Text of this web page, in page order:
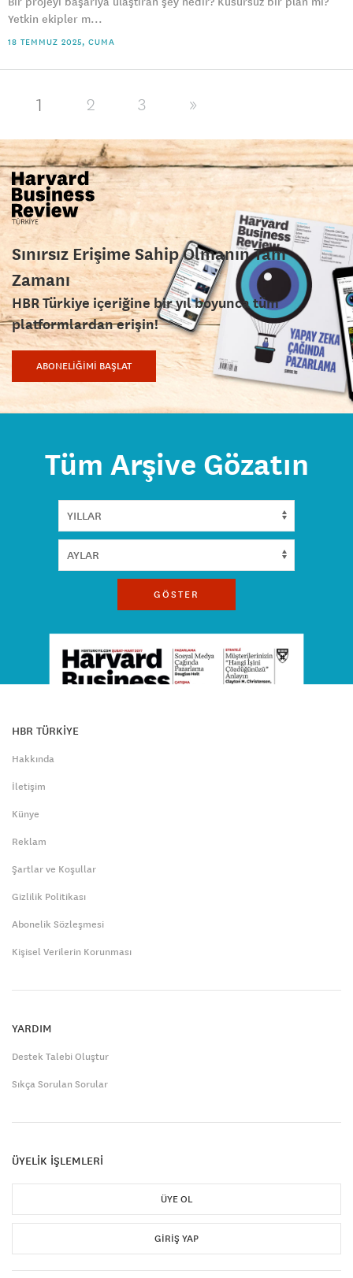
Yetkin ekipler m...
18 TEMMUZ 2025, CUMA
1 2 3 »
Sınırsız Erişime Sahip Olmanın Tam
Zamanı
HBR Türkiye içeriğine bir yıl boyunca tüm
platformlardan erişin!
ABONELİĞİMİ BAŞLAT
Tüm Arşive Gözatın
GÖSTER
HBR TÜRKİYE
Hakkında
İletişim
Künye
Reklam
Şartlar ve Koşullar
Gizlilik Politikası
Abonelik Sözleşmesi
Kişisel Verilerin Korunması
YARDIM
Destek Talebi Oluştur
Sıkça Sorulan Sorular
ÜYELİK İŞLEMLERİ
ÜYE OL
GIRIŞ YAP